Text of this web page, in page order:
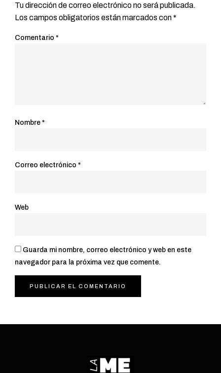
Tu dirección de correo electrónico no será publicada.
Los campos obligatorios están marcados con*
Comentario *
Nombre *
Correo electrónico *
Web
Guarda mi nombre, correo electrónico y web en este
navegador para la próxima vez que comente.